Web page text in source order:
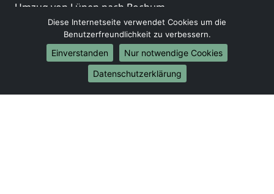
Umzug von Lünen nach Bochum
Umzug von Lünen nach Wuppertal
Umzug von Lünen nach Bielefeld
Umzug von Lünen nach Bonn
Umzug von Lünen nach Münster
Diese Internetseite verwendet Cookies um die
Benutzerfreundlichkeit zu verbessern.
Einverstanden
Nur notwendige Cookies
Datenschutzerklärung